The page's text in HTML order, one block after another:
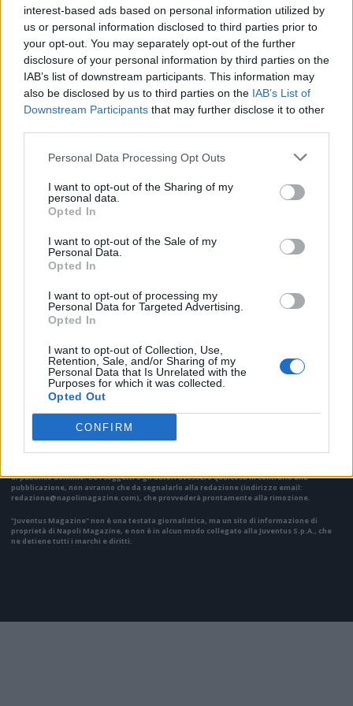
interest-based ads based on personal information utilized by
us or personal information disclosed to third parties prior to
your opt-out. You may separately opt-out of the further
disclosure of your personal information by third parties on the
IAB’s list of downstream participants. This information may
also be disclosed by us to third parties on the IAB’s List of
Downstream Participants that may further disclose it to other
Personal Data Processing Opt Outs
I want to opt-out of the Sharing of my
personal data.
Opted In
I want to opt-out of the Sale of my
Personal Data.
Opted In
I want to opt-out of processing my
Personal Data for Targeted Advertising.
Opted In
I want to opt-out of Collection, Use,
Retention, Sale, and/or Sharing of my
Personal Data that Is Unrelated with the
Purposes for which it was collected.
Opted Out
CONFIRM
i suoi gol per provare ancora a sperare nella Champions, il
serbo è già stato decisivo in una stracittadina giocata allo
stadio Olimpico Grande Torino: era l'ottobre del 2022, bastò
una sua zampata per firmare i tre punti bianconeri in casa dei
granata.
VAI ALLA VERSIONE CLASSICA
di pubblico dominio. Se i soggetti o gli autori avessero qualcosa in contrario alla
pubblicazione, non avranno che da segnalarlo alla redazione (indirizzo email:
redazione@napolimagazine.com), che provvederà prontamente alla rimozione.
"Juventus Magazine" non è una testata giornalistica, ma un sito di informazione di
proprietà di Napoli Magazine, e non è in alcun modo collegato alla Juventus S.p.A., che
ne detiene tutti i marchi e diritti.